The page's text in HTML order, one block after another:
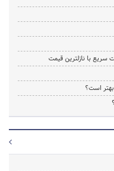
با نازلترین قیمت
است؟